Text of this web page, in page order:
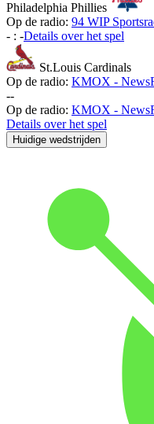
Philadelphia Phillies
Op de radio: 94 WIP
- : -Details over het spel
St.Louis Cardinals
Op de radio: KMOX -
--
Op de radio: KMOX -
Details over het spel
Huidige wedstrijden